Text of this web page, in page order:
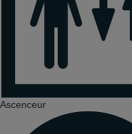
Ascenceur